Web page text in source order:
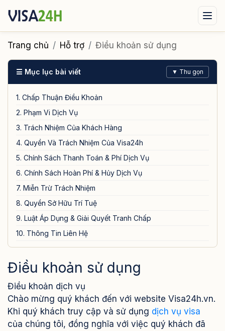
Visa xuất cảnh Visa nhập cảnh Dịch vụ
Tin tức Liên hệ
Tư vấn ngay qua Zalo
Trang chủ Hỗ trợ Điều khoản sử dụng
☰ Mục lục bài viết ▼ Thu gọn
1. Chấp Thuận Điều Khoản
2. Phạm Vi Dịch Vụ
3. Trách Nhiệm Của Khách Hàng
4. Quyền Và Trách Nhiệm Của Visa24h
5. Chính Sách Thanh Toán & Phí Dịch Vụ
6. Chính Sách Hoàn Phí & Hủy Dịch Vụ
7. Miễn Trừ Trách Nhiệm
8. Quyền Sở Hữu Trí Tuệ
9. Luật Áp Dụng & Giải Quyết Tranh Chấp
10. Thông Tin Liên Hệ
Điều khoản sử dụng
Điều khoản dịch vụ
Chào mừng quý khách đến với website Visa24h.vn.
Khi quý khách truy cập và sử dụng dịch vụ visa
của chúng tôi, đồng nghĩa với việc quý khách đã